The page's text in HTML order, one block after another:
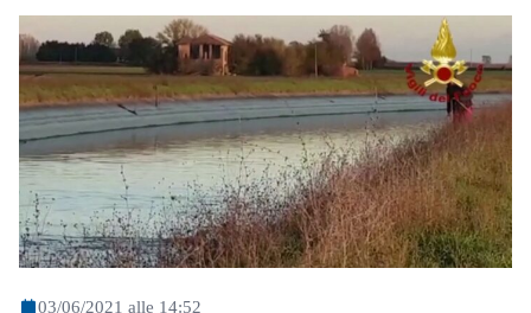
03/06/2021 alle 14:52